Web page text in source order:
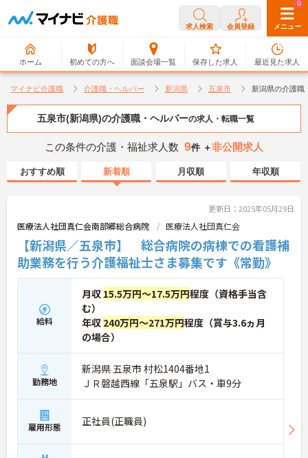
求人検索 会員登録 メニュー
ホーム 初めての方へ 面談会場一覧
0
保存した求人
0
最近見た求人
マイナビ介護職 介護職・ヘルパー 新潟県 五泉市 新潟県の介護職
五泉市(新潟県)の介護職・ヘルパーの求人・転職一覧
この条件の介護・福祉求人数 9件 ＋非公開求人
おすすめ順 新着順 月収順 年収順
更新日：2025年05月29日
医療法人社団真仁会南部郷総合病院 医療法人社団真仁会
【新潟県／五泉市】 総合病院の病棟での看護補
助業務を行う介護福祉士さま募集です《常勤》
給料
月収 15.5万円～17.5万円程度（資格手当含
む）
年収 240万円～271万円程度（賞与3.6ヵ月
の場合）
勤務地
新潟県 五泉市 村松1404番地1
ＪＲ磐越西線「五泉駅」バス・車9分
雇用形態 正社員(正職員)